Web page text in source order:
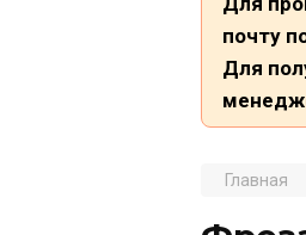
почту
Для
Главная